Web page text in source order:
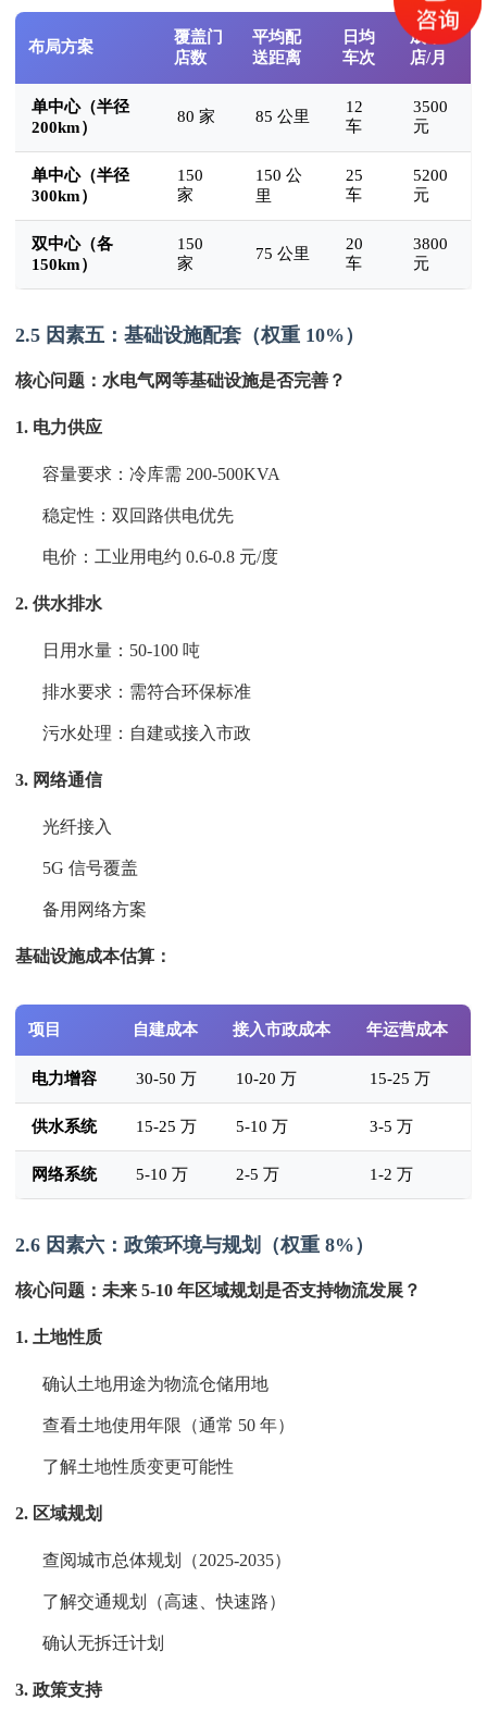
布局方案
覆盖门
店数
平均配
送距离
日均
车次
成本/
店/月
单中心（半径
200km）
80 家 85 公里
12
车
3500
元
单中心（半径
300km）
150
家
150 公
里
25
车
5200
元
双中心（各
150km）
150
家
75 公里
20
车
3800
元
2.5 因素五：基础设施配套（权重 10%）
核心问题：水电气网等基础设施是否完善？
1. 电力供应
容量要求：冷库需 200-500KVA
稳定性：双回路供电优先
电价：工业用电约 0.6-0.8 元/度
2. 供水排水
日用水量：50-100 吨
排水要求：需符合环保标准
污水处理：自建或接入市政
3. 网络通信
光纤接入
5G 信号覆盖
备用网络方案
基础设施成本估算：
项目 自建成本 接入市政成本 年运营成本
电力增容 30-50 万 10-20 万 15-25 万
供水系统 15-25 万 5-10 万 3-5 万
网络系统 5-10 万 2-5 万 1-2 万
2.6 因素六：政策环境与规划（权重 8%）
核心问题：未来 5-10 年区域规划是否支持物流发展？
1. 土地性质
确认土地用途为物流仓储用地
查看土地使用年限（通常 50 年）
了解土地性质变更可能性
2. 区域规划
查阅城市总体规划（2025-2035）
了解交通规划（高速、快速路）
确认无拆迁计划
3. 政策支持